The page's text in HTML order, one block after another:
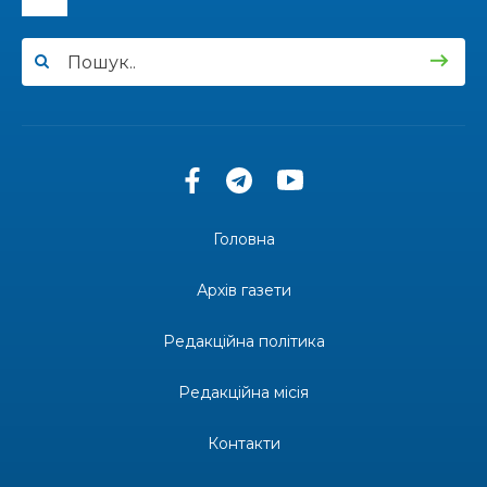
15:24
31 лип
“Серпневі свята” – Клуб з народознавства
Юні мешканці Бахмутської громади у Харкові
долучилися до проєкту «Радість у дитячих
територіальної громади
«Дві музи» у Рівному: свято краси, мистецтва
Головна
Архів газети
Редакційна політика
Редакційна місія
Контакти